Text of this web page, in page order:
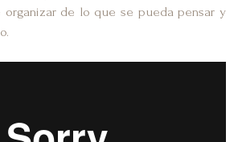
de lo que se pueda pensar y